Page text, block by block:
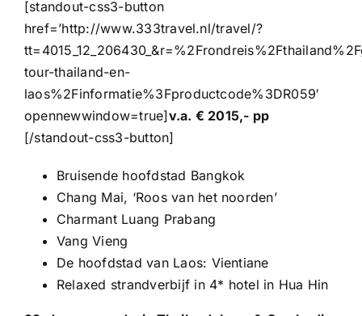
[standout-css3-button
href=’http://www.333travel.nl/travel/?
tour-thailand-en-
laos%2Finformatie%3Fproductcode%3DR059′
opennewwindow=true]v.a. € 2015,- pp
[/standout-css3-button]
Bruisende hoofdstad Bangkok
Chang Mai, ‘Roos van het noorden’
Charmant Luang Prabang
Vang Vieng
De hoofdstad van Laos: Vientiane
Relaxed strandverbijf in 4* hotel in Hua Hin